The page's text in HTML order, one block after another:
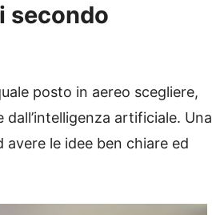
secondo
posto in aereo scegliere,
artificiale. Una
le idee ben chiare ed